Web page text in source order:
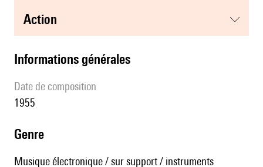
action
informations générales
date de composition
1955
genre
Musique électronique / sur support / instruments